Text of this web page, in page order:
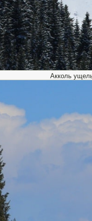
Акколь